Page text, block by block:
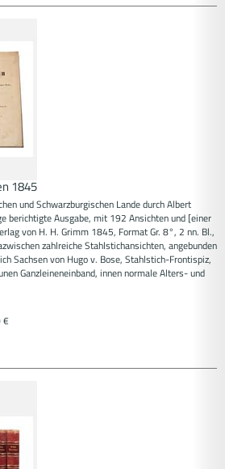
1845
und Schwarzburgischen Lande durch Albert
berichtigte Ausgabe, mit 192 Ansichten und [einer
von H. H. Grimm 1845, Format Gr. 8°, 2 nn. Bl.,
zahlreiche Stahlstichansichten, angebunden
Sachsen von Hugo v. Bose, Stahlstich-Frontispiz,
Ganzleineneinband, innen normale Alters- und
€